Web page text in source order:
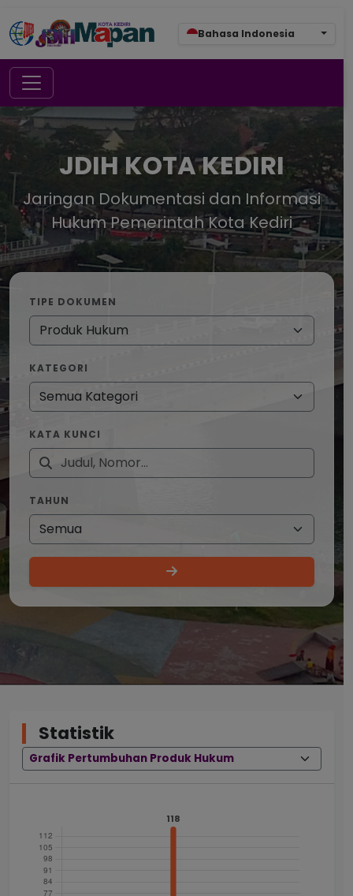
Bahasa Indonesia
JDIH KOTA KEDIRI
Jaringan Dokumentasi dan Informasi
Hukum Pemerintah Kota Kediri
TIPE DOKUMEN
KATEGORI
KATA KUNCI
TAHUN
Statistik